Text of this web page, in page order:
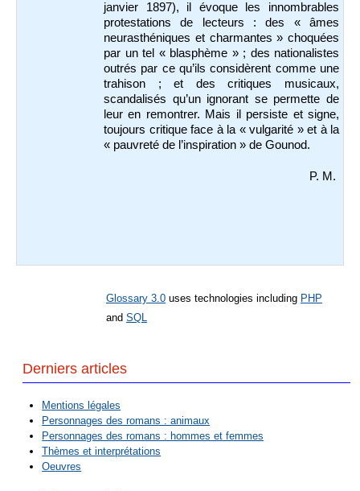
janvier 1897), il évoque les innombrables
protestations de lecteurs : des « âmes
neurasthéniques et charmantes » choquées
par un tel « blasphème » ; des nationalistes
outrés par ce qu’ils considèrent comme une
trahison ; et des critiques musicaux,
scandalisés qu’un ignorant se permette de
leur en remontrer. Mais il persiste et signe,
toujours critique face à la « vulgarité » et à la
« pauvreté de l’inspiration » de Gounod.
P. M.
Glossary 3.0 uses technologies including PHP
and SQL
Derniers articles
Mentions légales
Personnages des romans : animaux
Personnages des romans : hommes et femmes
Thèmes et interprétations
Oeuvres